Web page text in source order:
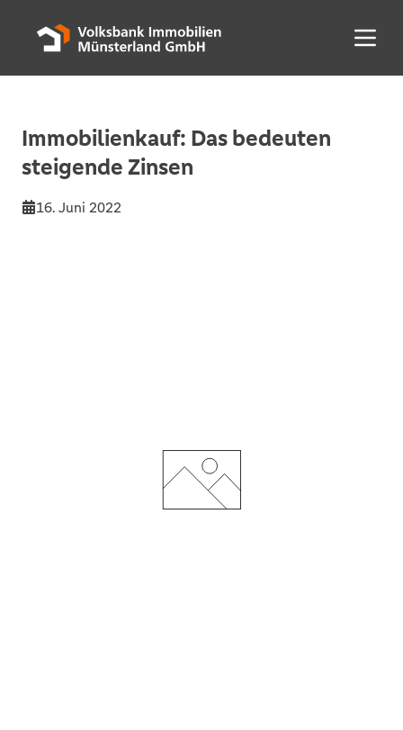
Menü
Immobilienkauf: Das bedeuten
steigende Zinsen
16. Juni 2022